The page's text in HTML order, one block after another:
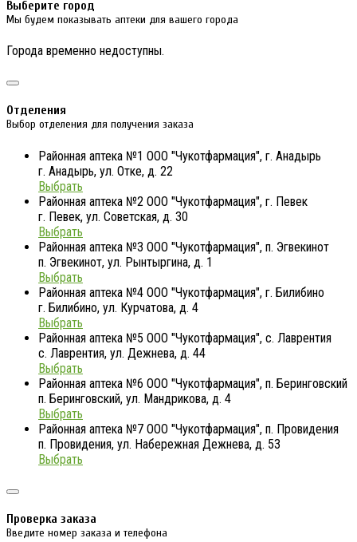
Выберите город
Мы будем показывать аптеки для вашего города
Города временно недоступны.
Отделения
Выбор отделения для получения заказа
Районная аптека №1 ООО "Чукотфармация", г. Анадырь
г. Анадырь, ул. Отке, д. 22
Выбрать
Районная аптека №2 ООО "Чукотфармация", г. Певек
г. Певек, ул. Советская, д. 30
Выбрать
Районная аптека №3 ООО "Чукотфармация", п. Эгвекинот
п. Эгвекинот, ул. Рынтыргина, д. 1
Выбрать
Районная аптека №4 ООО "Чукотфармация", г. Билибино
г. Билибино, ул. Курчатова, д. 4
Выбрать
Районная аптека №5 ООО "Чукотфармация", с. Лаврентия
с. Лаврентия, ул. Дежнева, д. 44
Выбрать
Районная аптека №6 ООО "Чукотфармация", п. Беринговский
п. Беринговский, ул. Мандрикова, д. 4
Выбрать
Районная аптека №7 ООО "Чукотфармация", п. Провидения
п. Провидения, ул. Набережная Дежнева, д. 53
Выбрать
Проверка заказа
Введите номер заказа и телефона